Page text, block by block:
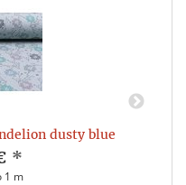
dusty blue
*
1 m